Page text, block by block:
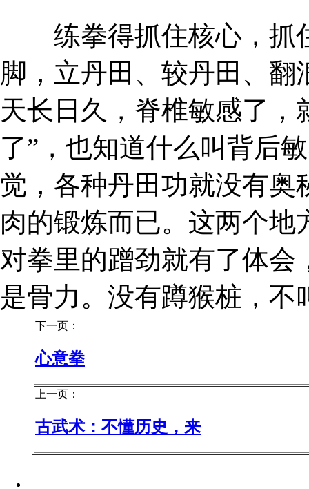
练拳得抓住核心，抓
脚，立丹田、较丹田、
天长日久，脊椎敏感了，
了”，也知道什么叫背后
觉，各种丹田功就没有
肉的锻炼而已。这两个
对拳里的蹭劲就有了体
是骨力。没有蹲猴桩，不
下一页：
心意拳
上一页：
古武术：不懂历史，来